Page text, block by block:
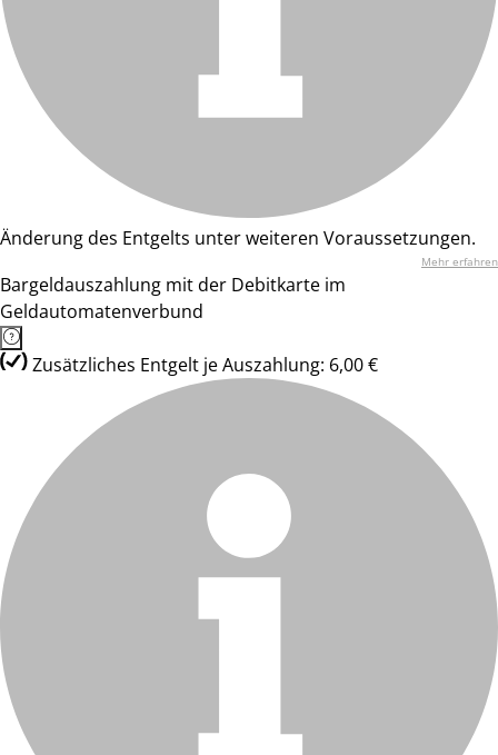
Änderung des Entgelts unter weiteren Voraussetzungen.
Mehr erfahren
Bargeldauszahlung mit der Debitkarte im
Geldautomatenverbund
Zusätzliches Entgelt je Auszahlung: 6,00 €